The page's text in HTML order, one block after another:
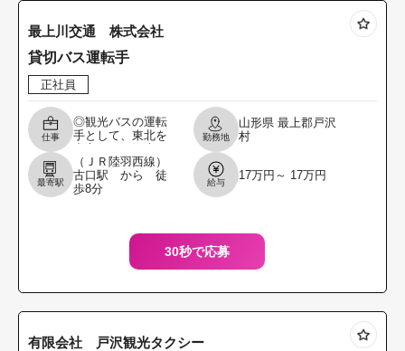
最上川交通 株式会社
貸切バス運転手
正社員
仕事
◎観光バスの運転
手として、東北を
スの運転業務 で
す。 バス運転手や
送迎運転手の経験
勤務地
山形県 最上郡戸沢
村
最寄駅
（ＪＲ陸羽西線）
古口駅 から 徒
歩8分
給与
17万円～ 17万円
30秒で応募
有限会社 戸沢観光タクシー